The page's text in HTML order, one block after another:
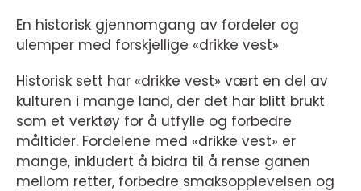
En historisk gjennomgang av fordeler og
ulemper med forskjellige «drikke vest»
Historisk sett har «drikke vest» vært en del av
kulturen i mange land, der det har blitt brukt
som et verktøy for å utfylle og forbedre
måltider. Fordelene med «drikke vest» er
mange, inkludert å bidra til å rense ganen
mellom retter, forbedre smaksopplevelsen og